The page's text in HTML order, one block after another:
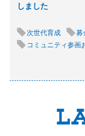
しました
次世代育成 募
コミュニティ参画